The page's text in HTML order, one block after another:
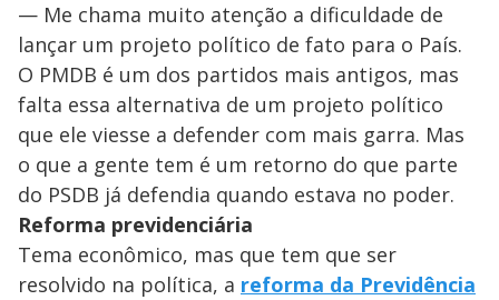
— Me chama muito atenção a dificuldade de
lançar um projeto político de fato para o País.
O PMDB é um dos partidos mais antigos, mas
falta essa alternativa de um projeto político
que ele viesse a defender com mais garra. Mas
o que a gente tem é um retorno do que parte
do PSDB já defendia quando estava no poder.
Reforma previdenciária
Tema econômico, mas que tem que ser
resolvido na política, a reforma da Previdência